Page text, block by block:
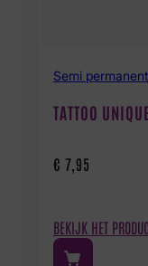
Semi permanent
TATTOO
€ 7,95
BEKIJK HET